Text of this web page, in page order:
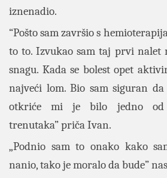
iznenadio.
“Pošto sam završio s
to to. Izvukao sam taj prvi nalet
snagu. Kada se bolest opet
najveći lom. Bio sam siguran
otkriće mi je bilo jedno od
trenutaka” priča Ivan.
„Podnio sam to onako kako
nanio, tako je moralo da bude”